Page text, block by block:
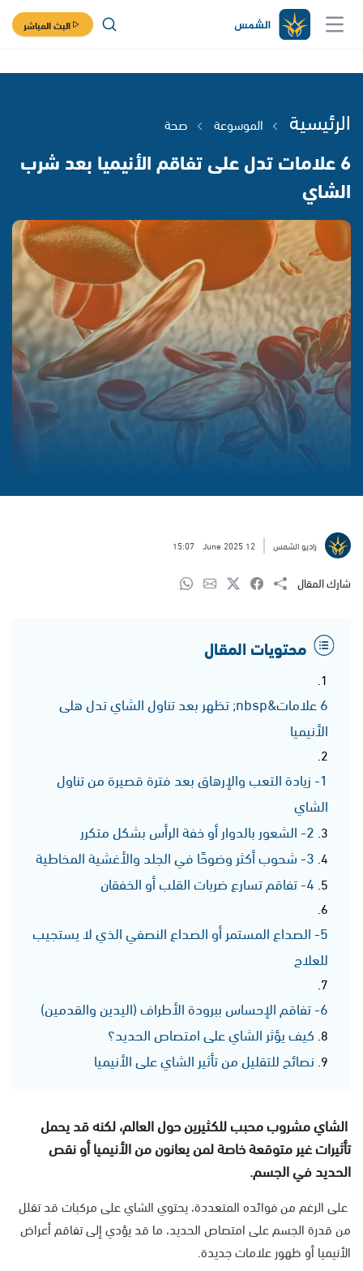
البث المباشر
الرئيسية الموسوعة صحة
6 علامات تدل على تفاقم الأنيميا بعد شرب
الشاي
راديو الشمس 12 June 2025
15:07
شارك المقال
محتويات المقال
6 علامات&nbsp; تظهر بعد تناول الشاي تدل هلى
الأنيميا
1- زيادة التعب والإرهاق بعد فترة قصيرة من تناول
الشاي
2- الشعور بالدوار أو خفة الرأس بشكل متكرر
3- شحوب أكثر وضوحًا في الجلد والأغشية المخاطية
4- تفاقم تسارع ضربات القلب أو الخفقان
5- الصداع المستمر أو الصداع النصفي الذي لا يستجيب
للعلاج
6- تفاقم الإحساس ببرودة الأطراف (اليدين والقدمين)
كيف يؤثر الشاي على امتصاص الحديد؟
نصائح للتقليل من تأثير الشاي على الأنيميا
الشاي مشروب محبب للكثيرين حول العالم، لكنه قد يحمل
تأثيرات غير متوقعة خاصة لمن يعانون من الأنيميا أو نقص
الحديد في الجسم.
على الرغم من فوائده المتعددة، يحتوي الشاي على مركبات قد تقلل
من قدرة الجسم على امتصاص الحديد، ما قد يؤدي إلى تفاقم أعراض
الأنيميا أو ظهور علامات جديدة.